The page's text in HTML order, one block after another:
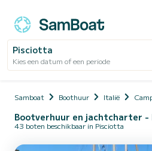
Pisciotta
Kies een datum of een periode
Samboat Boothuur Italië
Bootverhuur en jachtcharter
43 boten beschikbaar in Pisciotta